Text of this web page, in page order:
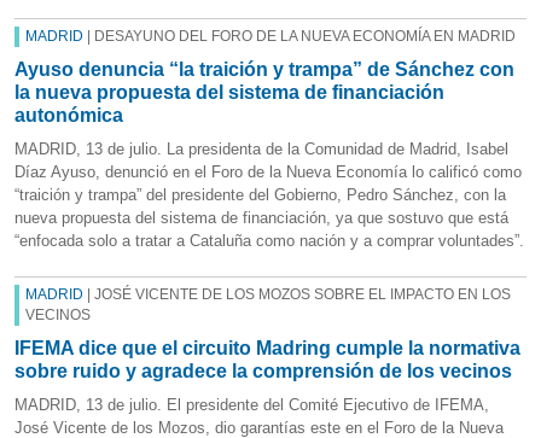
MADRID | DESAYUNO DEL FORO DE LA NUEVA ECONOMÍA EN MADRID
Ayuso denuncia “la traición y trampa” de Sánchez con
la nueva propuesta del sistema de financiación
autonómica
MADRID, 13 de julio. La presidenta de la Comunidad de Madrid, Isabel
Díaz Ayuso, denunció en el Foro de la Nueva Economía lo calificó como
“traición y trampa” del presidente del Gobierno, Pedro Sánchez, con la
nueva propuesta del sistema de financiación, ya que sostuvo que está
“enfocada solo a tratar a Cataluña como nación y a comprar voluntades”.
MADRID | JOSÉ VICENTE DE LOS MOZOS SOBRE EL IMPACTO EN LOS
VECINOS
IFEMA dice que el circuito Madring cumple la normativa
sobre ruido y agradece la comprensión de los vecinos
MADRID, 13 de julio. El presidente del Comité Ejecutivo de IFEMA,
José Vicente de los Mozos, dio garantías este en el Foro de la Nueva